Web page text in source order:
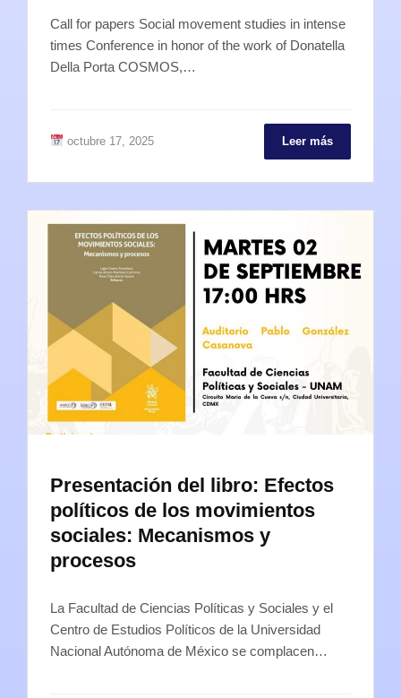
Call for papers Social movement studies in intense
times Conference in honor of the work of Donatella
Della Porta COSMOS,…
octubre 17, 2025 Leer más
Presentación del libro: Efectos
políticos de los movimientos
sociales: Mecanismos y
procesos
La Facultad de Ciencias Políticas y Sociales y el
Centro de Estudios Políticos de la Universidad
Nacional Autónoma de México se complacen…